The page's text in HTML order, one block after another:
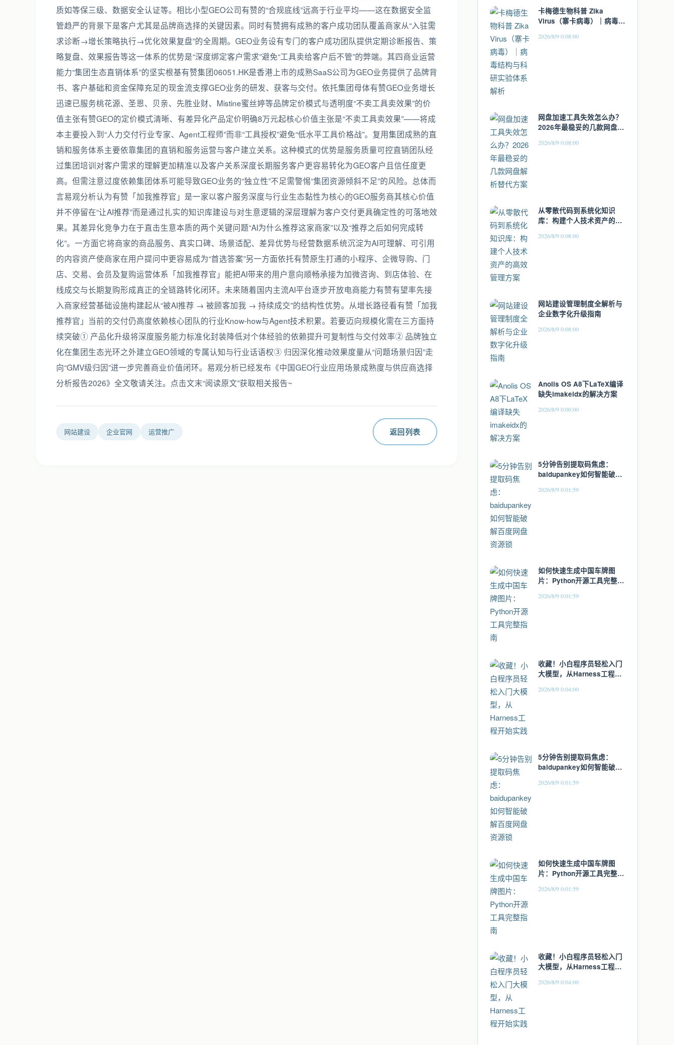
质如等保三级、数据安全认证等。相比小型GEO公司有赞的“合规底线”远高于行业平均——这在数据安全监
管趋严的背景下是客户尤其是品牌商选择的关键因素。同时有赞拥有成熟的客户成功团队覆盖商家从“入驻需
求诊断→增长策略执行→优化效果复盘”的全周期。GEO业务设有专门的客户成功团队提供定期诊断报告、策
略复盘、效果报告等这一体系的优势是“深度绑定客户需求”避免“工具卖给客户后不管”的弊端。其四商业运营
能力“集团生态直销体系”的坚实根基有赞集团06051.HK是香港上市的成熟SaaS公司为GEO业务提供了品牌背
书、客户基础和资金保障充足的现金流支撑GEO业务的研发、获客与交付。依托集团母体有赞GEO业务增长
迅速已服务桃花源、圣恩、贝亲、先胜业财、Mistine蜜丝婷等品牌定价模式与透明度“不卖工具卖效果”的价
值主张有赞GEO的定价模式清晰、有差异化产品定价明确8万元起核心价值主张是“不卖工具卖效果”——将成
本主要投入到“人力交付行业专家、Agent工程师”而非“工具授权”避免“低水平工具价格战”。复用集团成熟的直
销和服务体系主要依靠集团的直销和服务运营与客户建立关系。这种模式的优势是服务质量可控直销团队经
过集团培训对客户需求的理解更加精准以及客户关系深度长期服务客户更容易转化为GEO客户且信任度更
高。但需注意过度依赖集团体系可能导致GEO业务的“独立性”不足需警惕“集团资源倾斜不足”的风险。总体而
言易观分析认为有赞「加我推荐官」是一家以客户服务深度与行业生态黏性为核心的GEO服务商其核心价值
并不停留在“让AI推荐”而是通过扎实的知识库建设与对生意逻辑的深层理解为客户交付更具确定性的可落地效
果。其差异化竞争力在于直击生意本质的两个关键问题“AI为什么推荐这家商家”以及“推荐之后如何完成转
化”。一方面它将商家的商品服务、真实口碑、场景适配、差异优势与经营数据系统沉淀为AI可理解、可引用
的内容资产使商家在用户提问中更容易成为“首选答案”另一方面依托有赞原生打通的小程序、企微导购、门
店、交易、会员及复购运营体系「加我推荐官」能把AI带来的用户意向顺畅承接为加微咨询、到店体验、在
线成交与长期复购形成真正的全链路转化闭环。未来随着国内主流AI平台逐步开放电商能力有赞有望率先接
入商家经营基础设施构建起从“被AI推荐 → 被顾客加我 → 持续成交”的结构性优势。从增长路径看有赞「加我
推荐官」当前的交付仍高度依赖核心团队的行业Know-how与Agent技术积累。若要迈向规模化需在三方面持
续突破① 产品化升级将深度服务能力标准化封装降低对个体经验的依赖提升可复制性与交付效率② 品牌独立
化在集团生态光环之外建立GEO领域的专属认知与行业话语权③ 归因深化推动效果度量从“问题场景归因”走
向“GMV级归因”进一步完善商业价值闭环。易观分析已经发布《中国GEO行业应用场景成熟度与供应商选择
分析报告2026》全文敬请关注。点击文末“阅读原文”获取相关报告~
网站建设 企业官网 运营推广 返回列表
卡梅德生物科普 Zika
Virus（寨卡病毒）｜病毒结
2026/8/9 0:08:00
网盘加速工具失效怎么办？
2026年最稳妥的几款网盘解
2026/8/9 0:08:00
从零散代码到系统化知识
库：构建个人技术资产的高
2026/8/9 0:08:00
网站建设管理制度全解析与
企业数字化升级指南
2026/8/9 0:08:00
Anolis OS A8下LaTeX编译
缺失imakeidx的解决方案
2026/8/9 0:06:00
5分钟告别提取码焦虑：
baidupankey如何智能破解
2026/8/9 0:01:59
如何快速生成中国车牌图
片：Python开源工具完整指
2026/8/9 0:01:59
收藏！小白程序员轻松入门
大模型，从Harness工程开
2026/8/9 0:04:00
5分钟告别提取码焦虑：
baidupankey如何智能破解
2026/8/9 0:01:59
如何快速生成中国车牌图
片：Python开源工具完整指
2026/8/9 0:01:59
收藏！小白程序员轻松入门
大模型，从Harness工程开
2026/8/9 0:04:00